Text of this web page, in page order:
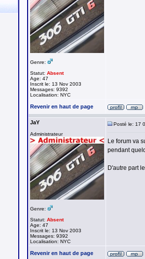
Genre:
Statut: Absent
Age: 47
Inscrit le: 13 Nov 2003
Messages: 9392
Localisation: NYC
Revenir en haut de page
JaY
Administrateur
Genre:
Statut: Absent
Age: 47
Inscrit le: 13 Nov 2003
Messages: 9392
Localisation: NYC
Posté le: 17
Le forum va
pendant
D'autre part
Revenir en haut de page